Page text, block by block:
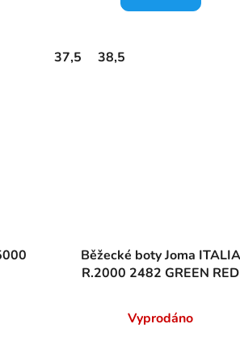
37,5 38,5
Běžecké boty Joma ITALIA
R.2000 2482 GREEN RED
Vyprodáno